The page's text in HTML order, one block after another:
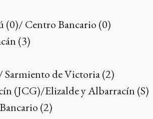
(0)/ Centro Bancario (0)
(3)
Sarmiento de Victoria (2)
(JCG)/Elizalde y Albarracín (S)
(2)